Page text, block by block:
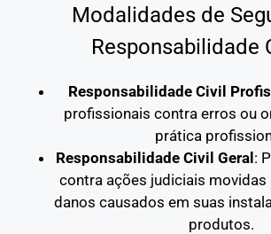
Modalidades de
Responsabilidade
Responsabilidade Civil
profissionais contra erros ou
prática
Responsabilidade Civil Geral:
contra ações judiciais
danos causados em suas
produtos.